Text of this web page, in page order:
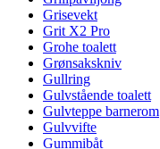
Grisevekt
Grit X2 Pro
Grohe toalett
Grønsakskniv
Gullring
Gulvstående toalett
Gulvteppe barnerom
Gulvvifte
Gummibåt